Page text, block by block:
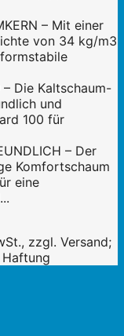
– Mit einer
von 34 kg/m3
– Die Kaltschaum-
und
100 für
– Der
Komfortschaum
eine
zzgl. Versand;